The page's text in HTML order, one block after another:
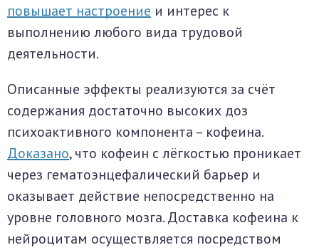
повышает настроение и интерес к
выполнению любого вида трудовой
деятельности.
Описанные эффекты реализуются за счёт
содержания достаточно высоких доз
психоактивного компонента – кофеина.
Доказано, что кофеин с лёгкостью проникает
через гематоэнцефалический барьер и
оказывает действие непосредственно на
уровне головного мозга. Доставка кофеина к
нейроцитам осуществляется посредством